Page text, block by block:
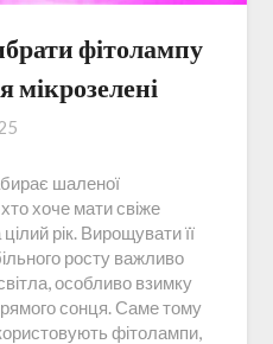
фітолампу
шаленої
хоче мати свіже
рік. Вирощувати її
росту важливо
особливо взимку
сонця. Саме тому
фітолампи,